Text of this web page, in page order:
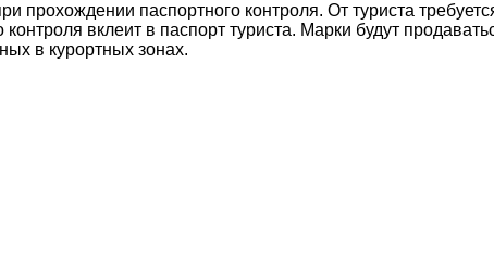
прохождении паспортного контроля. От туриста
вклеит в паспорт туриста. Марки будут
в курортных зонах.